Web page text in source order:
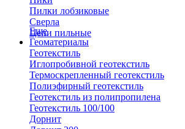
Пилки лобзиковые
Сверла
Цепи пильные
Еще
Геоматериалы
Геотекстиль
Иглопробивной геотекстиль
Термоскрепленный геотекстиль
Полиэфирный геотекстиль
Геотекстиль из полипропилена
Геотекстиль 100/100
Дорнит